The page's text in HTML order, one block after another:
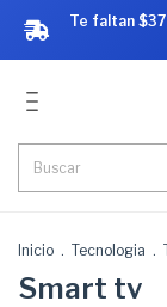
Inicio . Tecnologia .
Smart tv
Te faltan